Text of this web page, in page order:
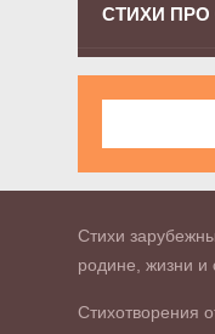
СТИХИ ПРО
Стихи
родине, жизни
Стихотворения